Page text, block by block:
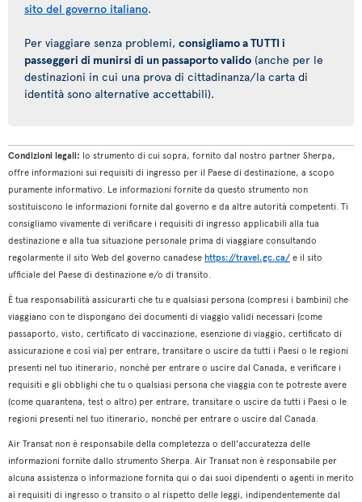
sito del governo italiano.
Per viaggiare senza problemi, consigliamo a TUTTI i
passeggeri di munirsi di un passaporto valido (anche per le
destinazioni in cui una prova di cittadinanza/la carta di
identità sono alternative accettabili).
Condizioni legali: lo strumento di cui sopra, fornito dal nostro partner Sherpa,
offre informazioni sui requisiti di ingresso per il Paese di destinazione, a scopo
puramente informativo. Le informazioni fornite da questo strumento non
sostituiscono le informazioni fornite dal governo e da altre autorità competenti. Ti
consigliamo vivamente di verificare i requisiti di ingresso applicabili alla tua
destinazione e alla tua situazione personale prima di viaggiare consultando
regolarmente il sito Web del governo canadese https://travel.gc.ca/ e il sito
ufficiale del Paese di destinazione e/o di transito.
È tua responsabilità assicurarti che tu e qualsiasi persona (compresi i bambini) che
viaggiano con te dispongano dei documenti di viaggio validi necessari (come
passaporto, visto, certificato di vaccinazione, esenzione di viaggio, certificato di
assicurazione e così via) per entrare, transitare o uscire da tutti i Paesi o le regioni
presenti nel tuo itinerario, nonché per entrare o uscire dal Canada, e verificare i
requisiti e gli obblighi che tu o qualsiasi persona che viaggia con te potreste avere
(come quarantena, test o altro) per entrare, transitare o uscire da tutti i Paesi o le
regioni presenti nel tuo itinerario, nonché per entrare o uscire dal Canada.
Air Transat non è responsabile della completezza o dell'accuratezza delle
informazioni fornite dallo strumento Sherpa. Air Transat non è responsabile per
alcuna assistenza o informazione fornita qui o dai suoi dipendenti o agenti in merito
ai requisiti di ingresso o transito o al rispetto delle leggi, indipendentemente dal